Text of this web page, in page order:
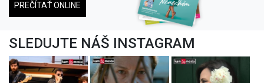
PREČÍTAŤ ONLINE
SLEDUJTE NÁŠ INSTAGRAM